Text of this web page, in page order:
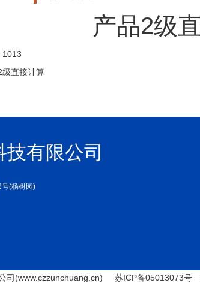
产品2级
级直接计算
有限公司
(杨树园)
司(www.czzunchuang.cn) 苏ICP备05013073号